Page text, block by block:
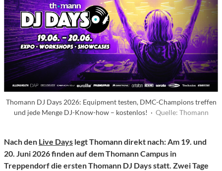
Thomann DJ Days 2026: Equipment testen, DMC-Champions treffen
und jede Menge DJ-Know-how – kostenlos! · Quelle: Thomann
Nach den Live Days legt Thomann direkt nach: Am 19. und
20. Juni 2026 finden auf dem Thomann Campus in
Treppendorf die ersten Thomann DJ Days statt. Zwei Tage